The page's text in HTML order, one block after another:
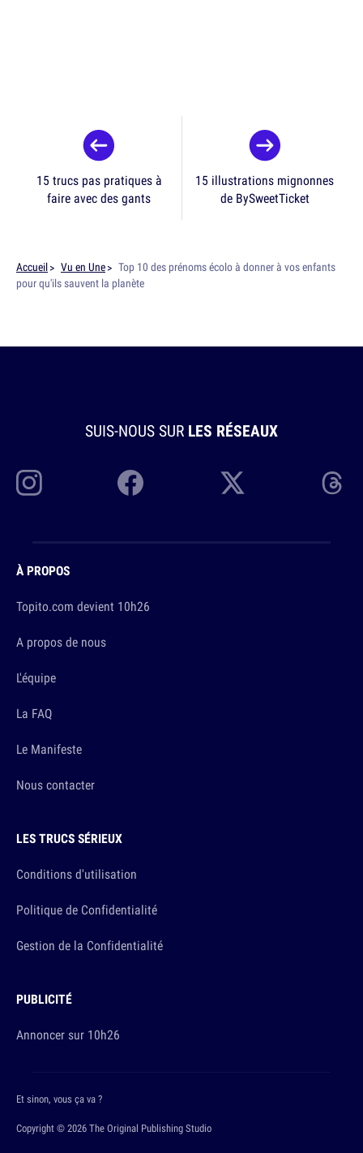
15 trucs pas pratiques à
faire avec des gants
15 illustrations mignonnes
de BySweetTicket
Accueil Vu en Une
Top 10 des prénoms écolo à donner à vos enfants
pour qu'ils sauvent la planète
SUIS-NOUS SUR LES RÉSEAUX
À PROPOS
Topito.com devient 10h26
A propos de nous
L'équipe
La FAQ
Le Manifeste
Nous contacter
LES TRUCS SÉRIEUX
Conditions d'utilisation
Politique de Confidentialité
Gestion de la Confidentialité
PUBLICITÉ
Annoncer sur 10h26
Copyright © 2026 The Original Publishing Studio
Et sinon, vous ça va ?